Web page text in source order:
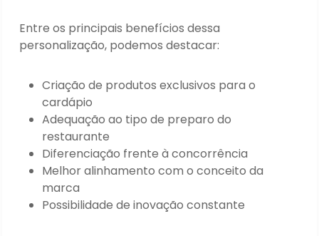
Entre os principais benefícios dessa
personalização, podemos destacar:
Criação de produtos exclusivos para o
cardápio
Adequação ao tipo de preparo do
restaurante
Diferenciação frente à concorrência
Melhor alinhamento com o conceito da
marca
Possibilidade de inovação constante